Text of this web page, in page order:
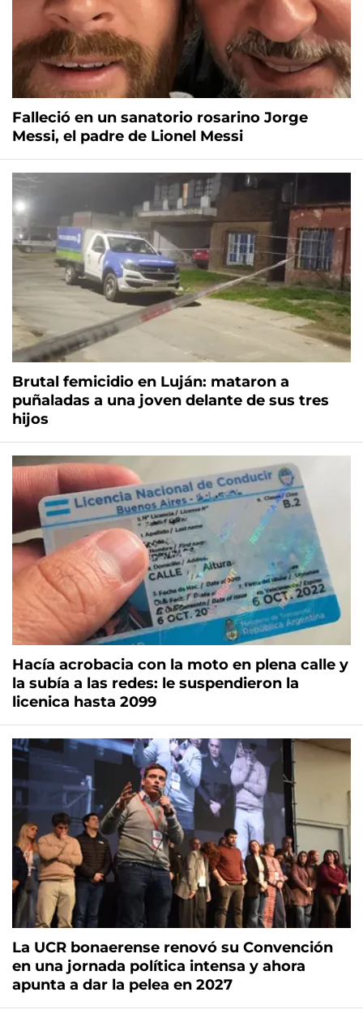
Falleció en un sanatorio rosarino Jorge
Messi, el padre de Lionel Messi
Brutal femicidio en Luján: mataron a
puñaladas a una joven delante de sus tres
hijos
Hacía acrobacia con la moto en plena calle y
la subía a las redes: le suspendieron la
licenica hasta 2099
La UCR bonaerense renovó su Convención
en una jornada política intensa y ahora
apunta a dar la pelea en 2027